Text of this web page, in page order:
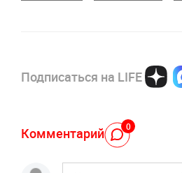
Подписаться на LIFE
Комментарий 0